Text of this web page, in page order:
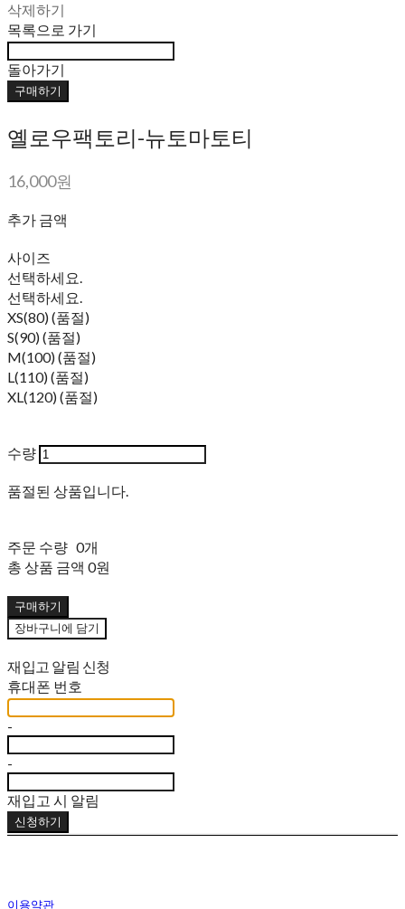
삭제하기
목록으로 가기
돌아가기
구매하기
옐로우팩토리-뉴토마토티
16,000원
추가 금액
사이즈
선택하세요.
선택하세요.
XS(80) (품절)
S(90) (품절)
M(100) (품절)
L(110) (품절)
XL(120) (품절)
수량
품절된 상품입니다.
주문 수량 0개
총 상품 금액 0원
구매하기
장바구니에 담기
재입고 알림 신청
휴대폰 번호
-
-
재입고 시 알림
신청하기
이용약관